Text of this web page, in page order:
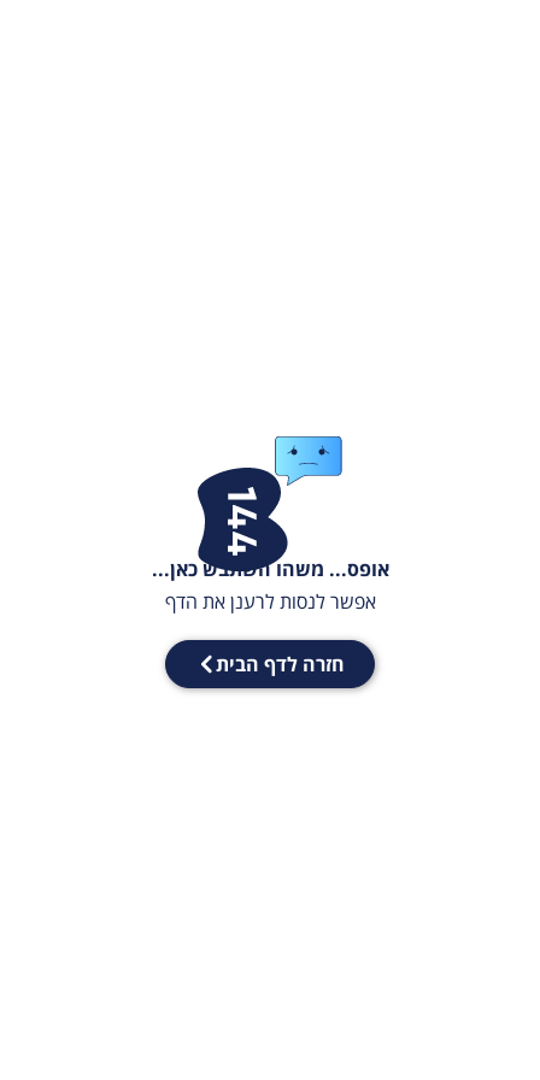
אופס... משהו השתבש כאן...
אפשר לנסות לרענן את הדף
חזרה לדף הבית